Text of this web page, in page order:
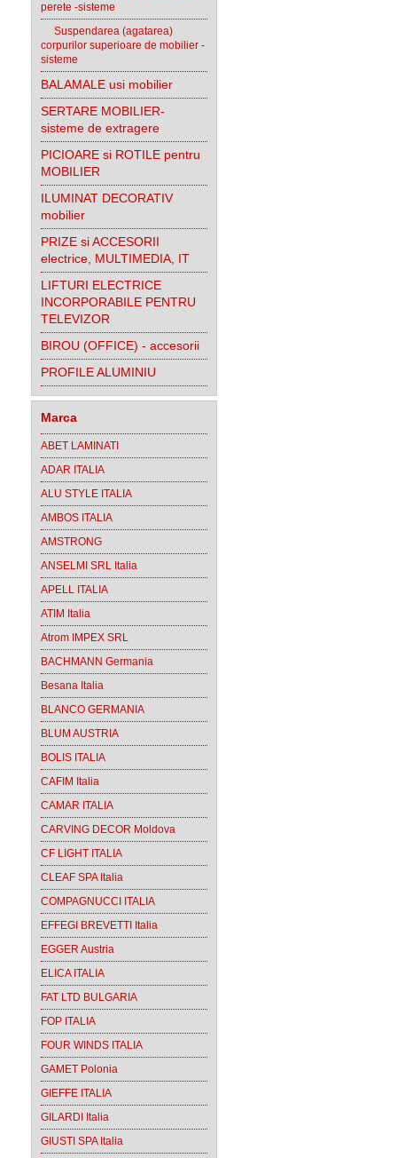
perete -sisteme
Suspendarea (agatarea)
corpurilor superioare de mobilier -
sisteme
BALAMALE usi mobilier
SERTARE MOBILIER-
sisteme de extragere
PICIOARE si ROTILE pentru
MOBILIER
ILUMINAT DECORATIV
mobilier
PRIZE si ACCESORII
electrice, MULTIMEDIA, IT
LIFTURI ELECTRICE
INCORPORABILE PENTRU
TELEVIZOR
BIROU (OFFICE) - accesorii
PROFILE ALUMINIU
Marca
ABET LAMINATI
ADAR ITALIA
ALU STYLE ITALIA
AMBOS ITALIA
AMSTRONG
ANSELMI SRL Italia
APELL ITALIA
ATIM Italia
Atrom IMPEX SRL
BACHMANN Germania
Besana Italia
BLANCO GERMANIA
BLUM AUSTRIA
BOLIS ITALIA
CAFIM Italia
CAMAR ITALIA
CARVING DECOR Moldova
CF LIGHT ITALIA
CLEAF SPA Italia
COMPAGNUCCI ITALIA
EFFEGI BREVETTI Italia
EGGER Austria
ELICA ITALIA
FAT LTD BULGARIA
FOP ITALIA
FOUR WINDS ITALIA
GAMET Polonia
GIEFFE ITALIA
GILARDI Italia
GIUSTI SPA Italia